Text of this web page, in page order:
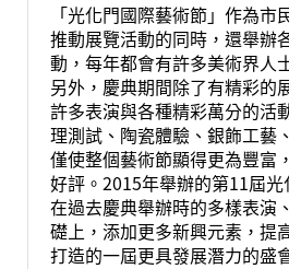
「光化門國際藝術節」作為市
推動展覽活動的同時，還舉辦
動，每年都會有許多美術界人
另外，慶典期間除了有精彩的
許多表演與各種精彩萬分的活
理測試、陶瓷體驗、銀飾工藝
僅使整個藝術節顯得更為豐富
好評。2015年舉辦的第11屆
在過去慶典舉辦時的多樣表演
礎上，添加更多新興元素，提
打造的一屆更具發展潛力的盛